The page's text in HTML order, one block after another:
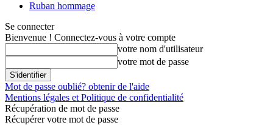
Ruban hommage
Se connecter
Bienvenue ! Connectez-vous à votre compte
votre nom d'utilisateur
votre mot de passe
Mot de passe oublié? obtenir de l'aide
Mentions légales et Politique de confidentialité
Récupération de mot de passe
Récupérer votre mot de passe